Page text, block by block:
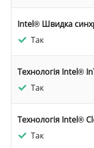
Intel® Швидка
Так
Технологія Intel®
Так
Технологія Intel®
Так